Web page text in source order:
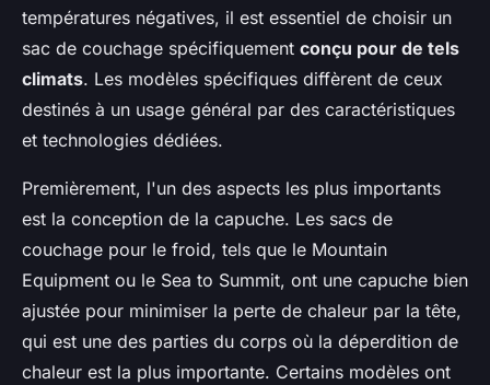
températures négatives, il est essentiel de choisir un
sac de couchage spécifiquement conçu pour de tels
climats. Les modèles spécifiques diffèrent de ceux
destinés à un usage général par des caractéristiques
et technologies dédiées.
Premièrement, l'un des aspects les plus importants
est la conception de la capuche. Les sacs de
couchage pour le froid, tels que le Mountain
Equipment ou le Sea to Summit, ont une capuche bien
ajustée pour minimiser la perte de chaleur par la tête,
qui est une des parties du corps où la déperdition de
chaleur est la plus importante. Certains modèles ont